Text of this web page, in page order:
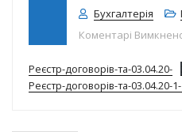
Бухгалтерія
Коментарі
Реєстр-договорів-та-03.04.20-
Реєстр-договорів-та-03.04.20-1-